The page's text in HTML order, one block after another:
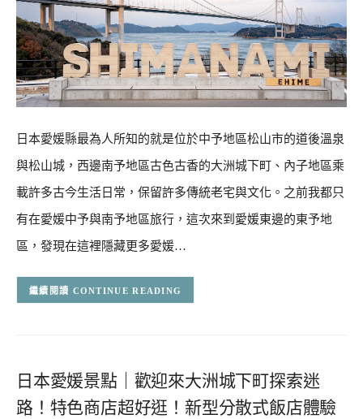
日本愛媛縣最為人所知的就是位於中予地區松山市的道後溫泉
與松山城，西邊南予地區古色古香的大洲城下町、內子地區乘
載許多古今生活日常，保留許多傳統老宅與文化。之前我都只
有在愛媛中予與南予地區旅行，這次來到愛媛東邊的東予地
區，發現在這裡隱藏更多愛媛…
CONTINUE READING
日本愛媛景點｜歡迎來大洲城下町探索迷
路！特色商店超好逛！新型分散式飯店體驗